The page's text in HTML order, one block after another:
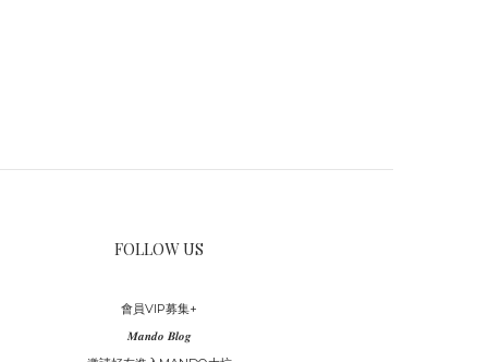
FOLLOW US
會員VIP募集+
𝑴𝒂𝒏𝒅𝒐 𝑩𝒍𝒐𝒈